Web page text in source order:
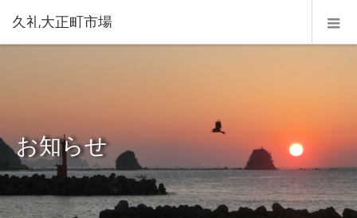
久礼大正町市場
お知らせ